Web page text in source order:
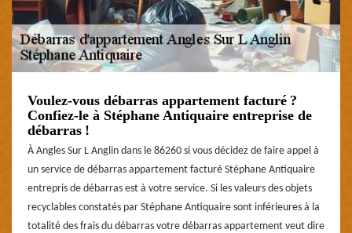
Voulez-vous débarras appartement facturé ?
Confiez-le à Stéphane Antiquaire entreprise de
débarras !
À Angles Sur L Anglin dans le 86260 si vous décidez de faire appel à
un service de débarras appartement facturé Stéphane Antiquaire
entrepris de débarras est à votre service. Si les valeurs des objets
recyclables constatés par Stéphane Antiquaire sont inférieures à la
totalité des frais du débarras votre débarras appartement veut dire